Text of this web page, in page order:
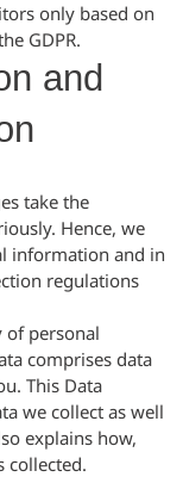
only based on
GDPR.
and
take the
Hence, we
information and in
regulations
of personal
comprises data
This Data
we collect as well
explains how,
collected.